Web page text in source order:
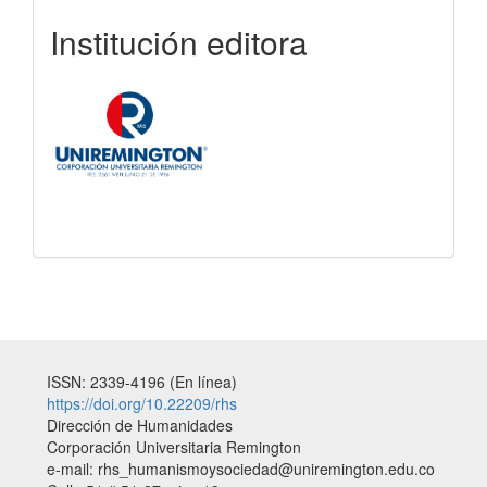
Institución editora
ISSN: 2339-4196 (En línea)
https://doi.org/10.22209/rhs
Dirección de Humanidades
Corporación Universitaria Remington
e-mail: rhs_humanismoysociedad@uniremington.edu.co